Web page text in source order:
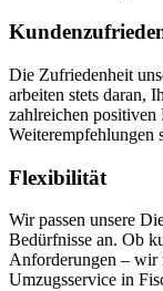
Die Zufriedenheit
arbeiten stets daran,
zahlreichen
Weiterempfehlungen
Flexibilität
Wir passen unsere
Bedürfnisse an. Ob
Anforderungen – wir
Umzugsservice in